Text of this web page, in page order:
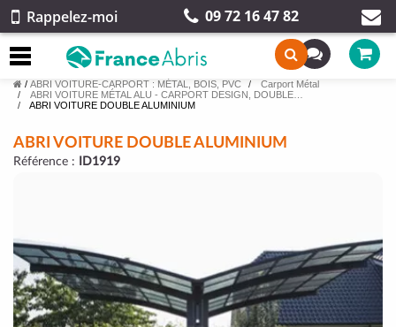
Rappelez-moi 09 72 16 47 82
/ ABRI VOITURE-CARPORT : MÉTAL, BOIS, PVC
Carport Métal
ABRI VOITURE MÉTAL ALU - CARPORT DESIGN, DOUBLE…
ABRI VOITURE DOUBLE ALUMINIUM
ABRI VOITURE DOUBLE ALUMINIUM
Référence : ID1919